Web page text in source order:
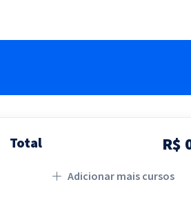
Total R$
Adicionar mais cursos